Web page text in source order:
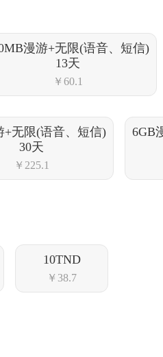
漫游+无限(语音、短信)
13天
￥60.1
+无限(语音、短信)
30天
￥225.1
6GB
10TND
￥38.7